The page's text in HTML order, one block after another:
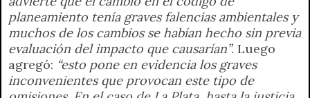
planeamiento tenía graves falencias ambientales y
muchos de los cambios se habían hecho sin previa
evaluación del impacto que causarían”. Luego
agregó: “esto pone en evidencia los graves
inconvenientes que provocan este tipo de